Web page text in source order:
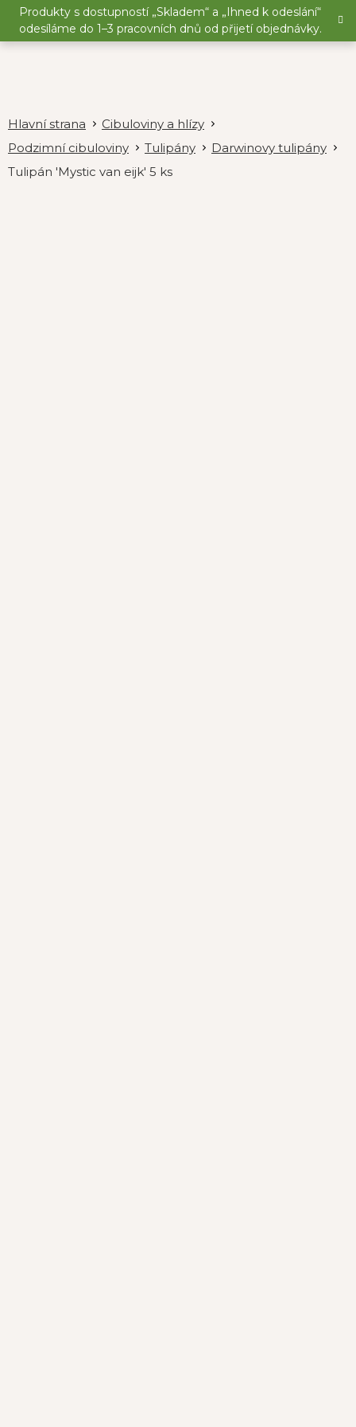
Přejít
obsah
Produkty s dostupností „Skladem“ a „Ihned k odeslání“
odesíláme do 1–3 pracovních dnů od přijetí objednávky.
Cibuloviny a hlízy
Podzimní cibuloviny
Tulipány
Darwinovy tulipány
Tulipán 'Mystic van eijk' 5 ks